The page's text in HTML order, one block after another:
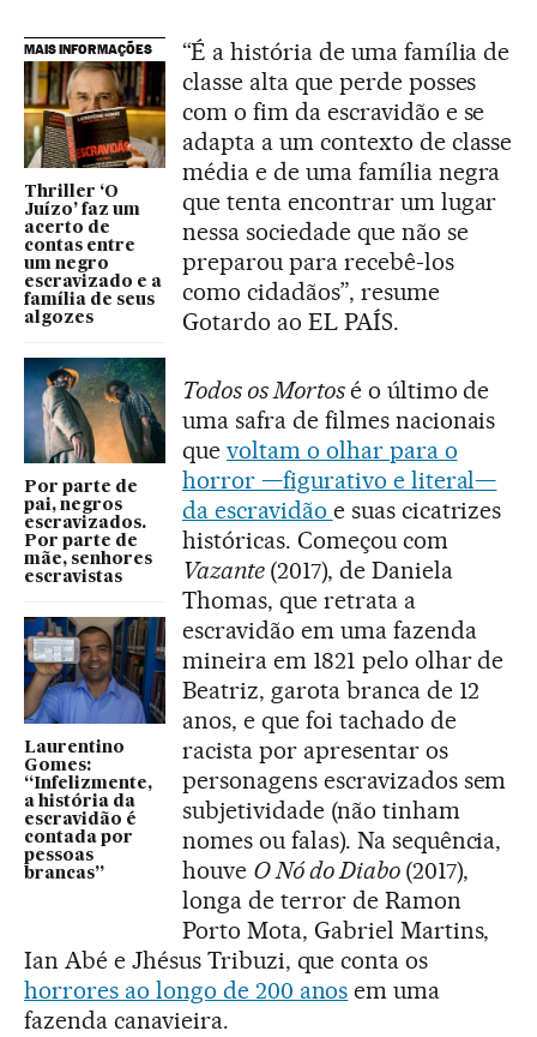
MAIS INFORMAÇÕES
Thriller ‘O
Juízo’ faz um
acerto de
contas entre
um negro
escravizado e a
família de seus
algozes
Por parte de
pai, negros
escravizados.
Por parte de
mãe, senhores
escravistas
Laurentino
Gomes:
“Infelizmente,
a história da
escravidão é
contada por
pessoas
brancas”
“É a história de uma família de
classe alta que perde posses
com o fim da escravidão e se
adapta a um contexto de classe
média e de uma família negra
que tenta encontrar um lugar
nessa sociedade que não se
preparou para recebê-los
como cidadãos”, resume
Gotardo ao EL PAÍS.
Todos os Mortosé o último de
uma safra de filmes nacionais
que voltam o olhar para o
horror —figurativo e literal—
da escravidão e suas cicatrizes
históricas. Começou com
Vazante (2017), de Daniela
Thomas, que retrata a
escravidão em uma fazenda
mineira em 1821 pelo olhar de
Beatriz, garota branca de 12
anos, e que foi tachado de
racista por apresentar os
personagens escravizados sem
subjetividade (não tinham
nomes ou falas). Na sequência,
houve O Nó do Diabo (2017),
longa de terror de Ramon
Porto Mota, Gabriel Martins,
Ian Abé e Jhésus Tribuzi, que conta os
horrores ao longo de 200 anos em uma
fazenda canavieira.